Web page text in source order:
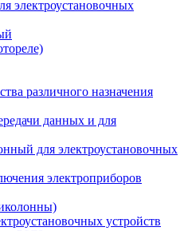
электроустановочных
различного назначения
данных и для
для электроустановочных
электроприборов
устройств